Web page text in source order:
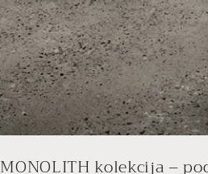
MONOLITH kolekcija –